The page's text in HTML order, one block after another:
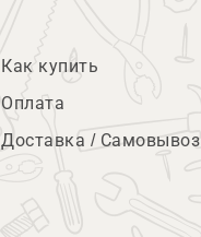
Как купить
Оплата
Доставка / Самовывоз